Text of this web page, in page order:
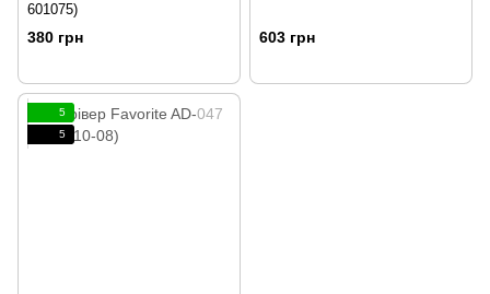
601075)
380 грн 603 грн
5
5